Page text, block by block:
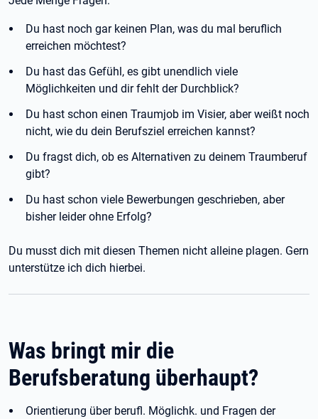
Du hast noch gar keinen Plan, was du mal beruflich
erreichen möchtest?
Du hast das Gefühl, es gibt unendlich viele
Möglichkeiten und dir fehlt der Durchblick?
Du hast schon einen Traumjob im Visier, aber weißt noch
nicht, wie du dein Berufsziel erreichen kannst?
Du fragst dich, ob es Alternativen zu deinem Traumberuf
gibt?
Du hast schon viele Bewerbungen geschrieben, aber
bisher leider ohne Erfolg?
Du musst dich mit diesen Themen nicht alleine plagen. Gern
unterstütze ich dich hierbei.
Was bringt mir die
Berufsberatung überhaupt?
Orientierung über berufl. Möglichk. und Fragen der